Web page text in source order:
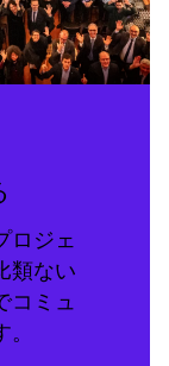
ロジェ
類ない
コミュ